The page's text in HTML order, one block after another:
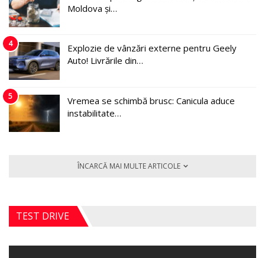
Moldova și…
4
Explozie de vânzări externe pentru Geely
Auto! Livrările din…
5
Vremea se schimbă brusc: Canicula aduce
instabilitate…
ÎNCARCĂ MAI MULTE ARTICOLE
TEST DRIVE